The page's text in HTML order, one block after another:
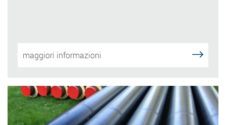
maggiori informazioni